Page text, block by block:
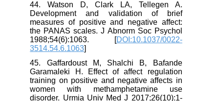
44. Watson D, Clark LA, Tellegen A.
Development and validation of brief
measures of positive and negative affect:
the PANAS scales. J Abnorm Soc Psychol
1988;54(6):1063. [DOI:10.1037/0022-
3514.54.6.1063
45. Gaffardoust M, Shalchi B, Bafande
Garamaleki H. Effect of affect regulation
training on positive and negative affects in
women with methamphetamine use
disorder. Urmia Univ Med J 2017;26(10):1-